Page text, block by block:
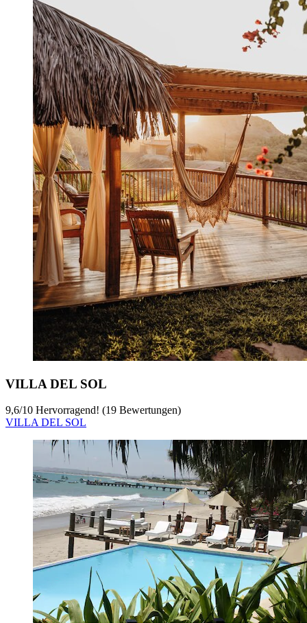
VILLA DEL SOL
9,6/10 Hervorragend! (19 Bewertungen)
VILLA DEL SOL